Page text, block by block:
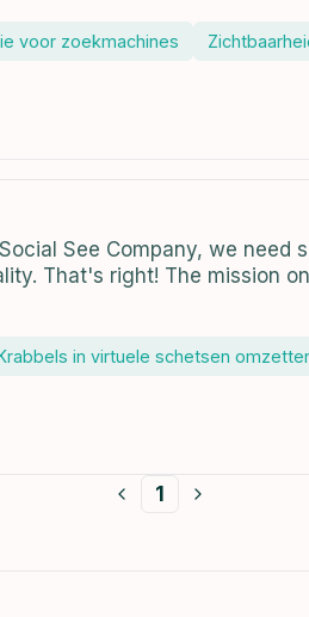
voor zoekmachines
See Company, we need
That's right! The mission
in virtuele schetsen
1